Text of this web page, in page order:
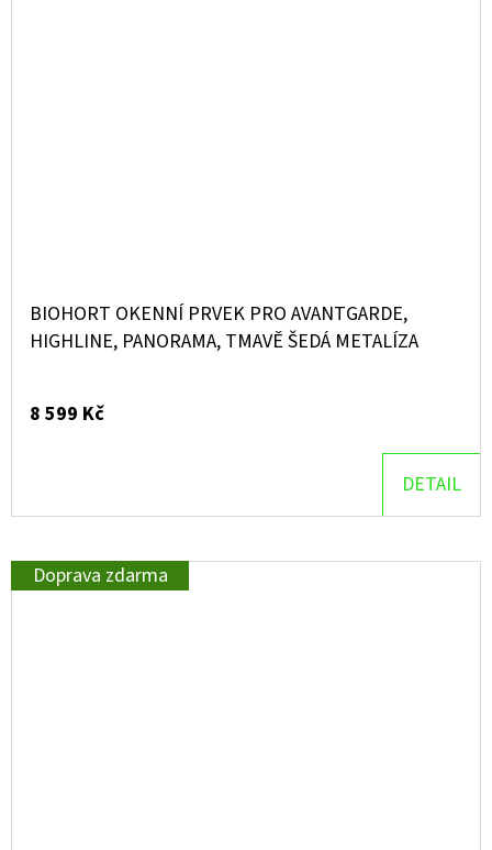
BIOHORT OKENNÍ PRVEK PRO AVANTGARDE,
HIGHLINE, PANORAMA, TMAVĚ ŠEDÁ METALÍZA
8 599 Kč
DETAIL
Doprava zdarma